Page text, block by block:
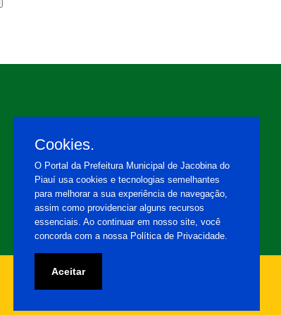
Cookies.
O Portal da Prefeitura Municipal de Jacobina do
Piauí usa cookies e tecnologias semelhantes
para melhorar a sua experiência de navegação,
assim como providenciar alguns recursos
essenciais. Ao continuar em nosso site, você
concorda com a nossa Política de Privacidade.
Aceitar